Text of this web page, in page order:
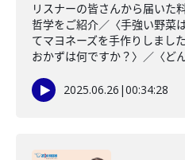
リスナーの皆さんから届いた
哲学をご紹介／〈手強い野菜
てマヨネーズを手作りしまし
おかずは何ですか？〉／〈ど
2025.06.26 |00:34:28